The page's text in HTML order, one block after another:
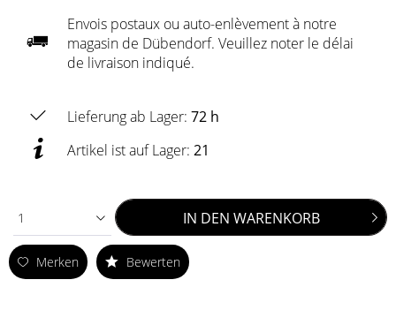
Envois postaux ou auto-enlèvement à notre
magasin de Dübendorf. Veuillez noter le délai
de livraison indiqué.
Lieferung ab Lager: 72 h
Artikel ist auf Lager: 21
1 IN DEN WARENKORB
Merken Bewerten